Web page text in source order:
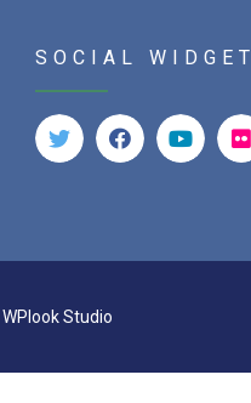
SOCIAL WIDGET
WPlook Studio